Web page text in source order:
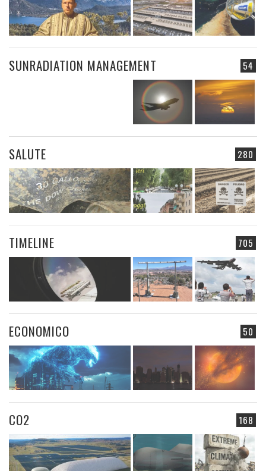
54
SUNRADIATION MANAGEMENT
280
SALUTE
705
TIMELINE
50
ECONOMICO
168
CO2